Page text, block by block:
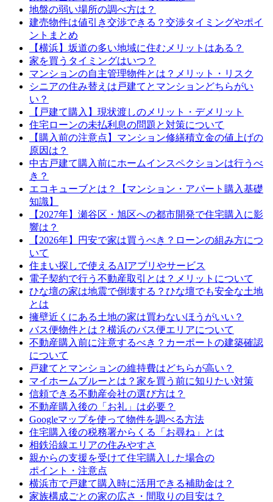
地盤の弱い場所の調べ方は？
建売物件は値引き交渉できる？交渉タイミングやポイ
ントまとめ
【横浜】坂道の多い地域に住むメリットはある？
家を買うタイミングはいつ？
マンションの自主管理物件とは？メリット・リスク
シニアの住み替えは戸建てとマンションどちらがい
い？
【戸建て購入】現状渡しのメリット・デメリット
住宅ローンの未払利息の問題と対策について
【購入前の注意点】マンション修繕積立金の値上げの
原因は？
中古戸建て購入前にホームインスペクションは行うべ
き？
エコキューブとは？【マンション・アパート購入基礎
知識】
【2027年】瀬谷区・旭区への都市開発で住宅購入に影
響は？
【2026年】円安で家は買うべき？ローンの組み方につ
いて
住まい探しで使えるAIアプリやサービス
電子契約で行う不動産取引とは？メリットについて
ひな壇の家は地震で倒壊する？ひな壇でも安全な土地
とは
擁壁近くにある土地の家は買わないほうがいい？
バス便物件とは？横浜のバス便エリアについて
不動産購入前に注意するべき？カーポートの建築確認
について
戸建てとマンションの維持費はどちらが高い？
マイホームブルーとは？家を買う前に知りたい対策
信頼できる不動産会社の選び方は？
不動産購入後の「お礼」は必要？
Googleマップを使って物件を調べる方法
住宅購入後の税務署からくる「お尋ね」とは
相鉄沿線エリアの住みやすさ
親からの支援を受けて住宅購入した場合の
ポイント・注意点
横浜市で戸建て購入時に活用できる補助金は？
家族構成ごとの家の広さ・間取りの目安は？